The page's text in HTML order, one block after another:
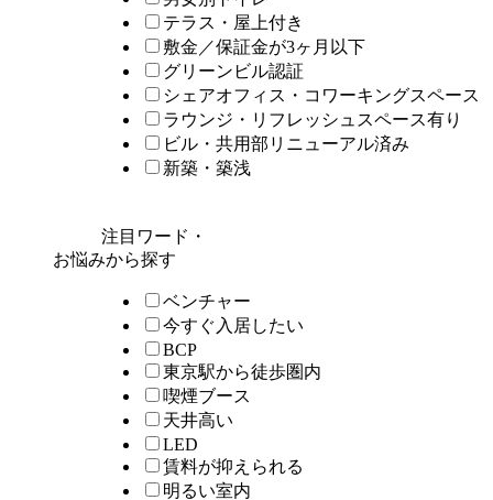
テラス・屋上付き
敷金／保証金が3ヶ月以下
グリーンビル認証
シェアオフィス・コワーキングスペース
ラウンジ・リフレッシュスペース有り
ビル・共用部リニューアル済み
新築・築浅
注目ワード・
お悩みから探す
ベンチャー
今すぐ入居したい
BCP
東京駅から徒歩圏内
喫煙ブース
天井高い
LED
賃料が抑えられる
明るい室内